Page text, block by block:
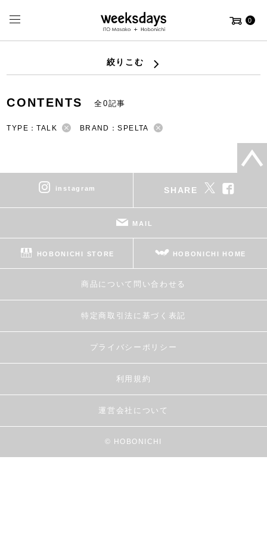
0
絞りこむ
CONTENTS 全0記事
TYPE：TALK BRAND：SPELTA
instagram SHARE
MAIL
HOBONICHI STORE HOBONICHI HOME
商品について問い合わせる
特定商取引法に基づく表記
プライバシーポリシー
利用規約
運営会社について
© HOBONICHI